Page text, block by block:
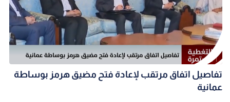
تفاصيل اتفاق مرتقب لإعادة فتح مضيق هرمز بوساطة
عمانية